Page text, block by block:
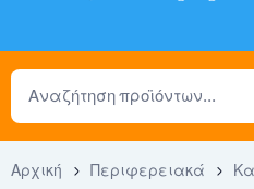
Αρχική Περιφερειακά